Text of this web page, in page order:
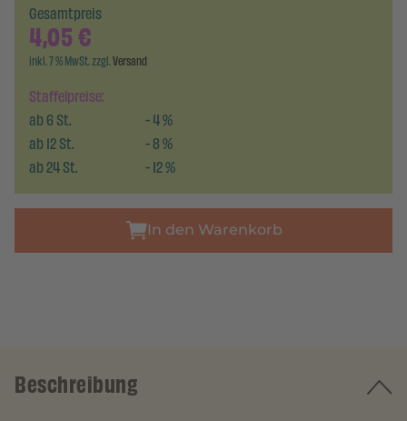
Staffelpreise:
ab6St. -4%
ab12St. -8%
ab24St. -12%
Gesamtpreis
4,05€
inkl. 7 % MwSt. zzgl.Versand
In den Warenkorb
Beschreibung